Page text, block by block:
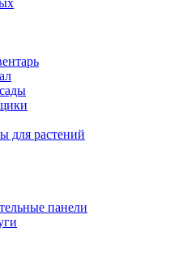
для растений
панели